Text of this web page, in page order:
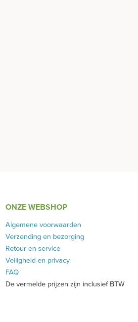
ONZE WEBSHOP
Algemene voorwaarden
Verzending en bezorging
Retour en service
Veiligheid en privacy
FAQ
De vermelde prijzen zijn inclusief BTW